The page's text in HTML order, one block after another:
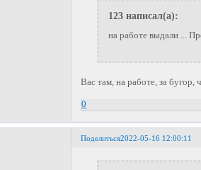
123 написал(а):
на работе выдали ...
Вас там, на работе, за бугор,
0
Поделиться2022-05-16 12:00:11